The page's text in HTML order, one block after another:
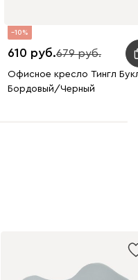
10
610 679
Офисное кресло Тингл
Бордовый/Черный